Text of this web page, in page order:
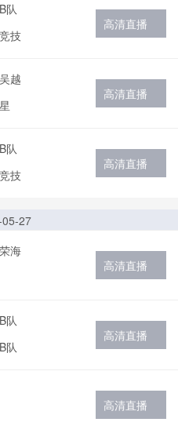
队
技
高清直播
越
高清直播
队
技
高清直播
27
海
高清直播
队
队
高清直播
高清直播